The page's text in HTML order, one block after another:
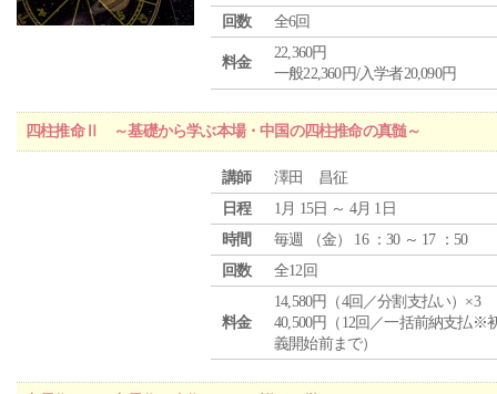
回数
全6回
料金
22,360円
一般22,360円/入学者20,090円
四柱推命Ⅱ ～基礎から学ぶ本場・中国の四柱推命の真髄～
講師
澤田 昌征
日程
1月 15日 ～ 4月 1日
時間
毎週 （金） 16 ：30 ～ 17 ：50
回数
全12回
料金
14,580円（4回／分割支払い）×3
40,500円（12回／一括前納支払※
義開始前まで）